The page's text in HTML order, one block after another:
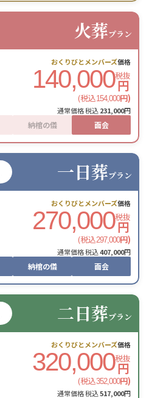
火葬プラン
おくりびとメンバーズ価格
140,000税抜
円
(税込154,000円)
通常価格 税込231,000円
納棺の儀 面会
一日葬プラン
おくりびとメンバーズ価格
270,000税抜
円
(税込297,000円)
通常価格 税込407,000円
納棺の儀 面会
二日葬プラン
おくりびとメンバーズ価格
320,000税抜
円
(税込352,000円)
通常価格 税込517,000円